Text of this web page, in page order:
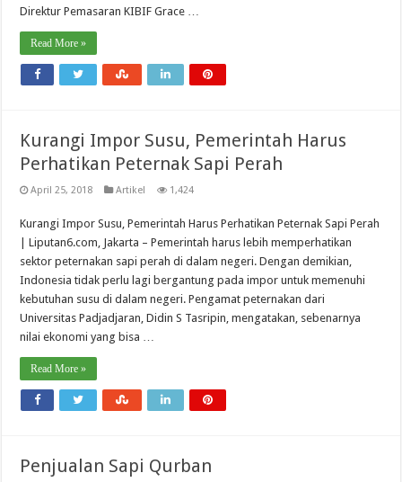
Direktur Pemasaran KIBIF Grace …
Read More »
Kurangi Impor Susu, Pemerintah Harus
Perhatikan Peternak Sapi Perah
April 25, 2018 Artikel 1,424
Kurangi Impor Susu, Pemerintah Harus Perhatikan Peternak Sapi Perah
| Liputan6.com, Jakarta – Pemerintah harus lebih memperhatikan
sektor peternakan sapi perah di dalam negeri. Dengan demikian,
Indonesia tidak perlu lagi bergantung pada impor untuk memenuhi
kebutuhan susu di dalam negeri. Pengamat peternakan dari
Universitas Padjadjaran, Didin S Tasripin, mengatakan, sebenarnya
nilai ekonomi yang bisa …
Read More »
Penjualan Sapi Qurban